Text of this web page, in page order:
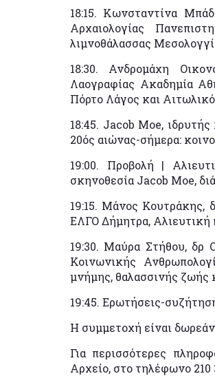
18:15. Κωνσταντίνα
Αρχαιολογίας
λιμνοθάλασσας
18:30. Ανδρομάχη
Λαογραφίας Ακαδημία
Πόρτο Λάγος και
18:45. Jacob Moe,
20ός αιώνας-σήμερα:
19:00. Προβολή |
σκηνοθεσία Jacob Moe,
19:15. Μάνος Κουτράκης,
ΕΛΓΟ Δήμητρα, Αλιευτική
19:30. Μαύρα Στήθου, δρ
Κοινωνικής
μνήμης, θαλασσινής ζωής
19:45. Ερωτήσεις-
Η συμμετοχή είναι
Για περισσότερες
Αρχείο, στο τηλέφωνο 210